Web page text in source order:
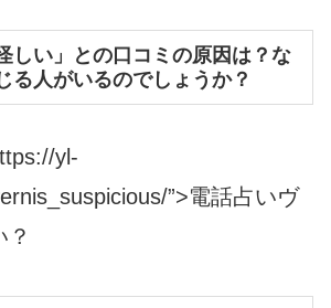
しい」との口コミの原因は？な
る人がいるのでしょうか？
yl-
”>電話占いヴ
？